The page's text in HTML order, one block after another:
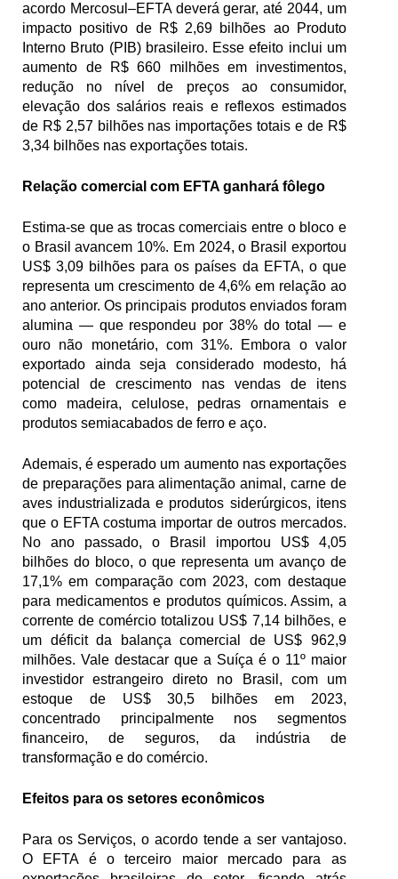
acordo Mercosul–EFTA deverá gerar, até 2044, um
impacto positivo de R$ 2,69 bilhões ao Produto
Interno Bruto (PIB) brasileiro. Esse efeito inclui um
aumento de R$ 660 milhões em investimentos,
redução no nível de preços ao consumidor,
elevação dos salários reais e reflexos estimados
de R$ 2,57 bilhões nas importações totais e de R$
3,34 bilhões nas exportações totais.
Relação comercial com EFTA ganhará fôlego
Estima-se que as trocas comerciais entre o bloco e
o Brasil avancem 10%. Em 2024, o Brasil exportou
US$ 3,09 bilhões para os países da EFTA, o que
representa um crescimento de 4,6% em relação ao
ano anterior. Os principais produtos enviados foram
alumina — que respondeu por 38% do total — e
ouro não monetário, com 31%. Embora o valor
exportado ainda seja considerado modesto, há
potencial de crescimento nas vendas de itens
como madeira, celulose, pedras ornamentais e
produtos semiacabados de ferro e aço.
Ademais, é esperado um aumento nas exportações
de preparações para alimentação animal, carne de
aves industrializada e produtos siderúrgicos, itens
que o EFTA costuma importar de outros mercados.
No ano passado, o Brasil importou US$ 4,05
bilhões do bloco, o que representa um avanço de
17,1% em comparação com 2023, com destaque
para medicamentos e produtos químicos. Assim, a
corrente de comércio totalizou US$ 7,14 bilhões, e
um déficit da balança comercial de US$ 962,9
milhões. Vale destacar que a Suíça é o 11º maior
investidor estrangeiro direto no Brasil, com um
estoque de US$ 30,5 bilhões em 2023,
concentrado principalmente nos segmentos
financeiro, de seguros, da indústria de
transformação e do comércio.
Efeitos para os setores econômicos
Para os Serviços, o acordo tende a ser vantajoso.
O EFTA é o terceiro maior mercado para as